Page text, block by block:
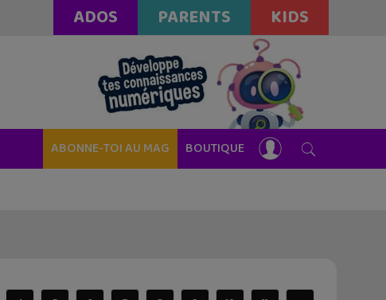
ADOS PARENTS KIDS
ABONNE-TOI AU MAG BOUTIQUE